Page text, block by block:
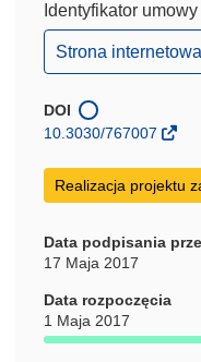
Identyfikator
(odnośnik
otworzy
w
nowym
Strona
DOI
10.3030/767007
Realizacja projektu
Data podpisania
17 Maja 2017
Data rozpoczęcia
1 Maja 2017